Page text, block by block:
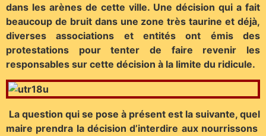
dans les arènes de cette ville. Une décision qui a fait
beaucoup de bruit dans une zone très taurine et déjà,
diverses associations et entités ont émis des
protestations pour tenter de faire revenir les
responsables sur cette décision à la limite du ridicule.
La question qui se pose à présent est la suivante, quel
maire prendra la décision d’interdire aux nourrissons